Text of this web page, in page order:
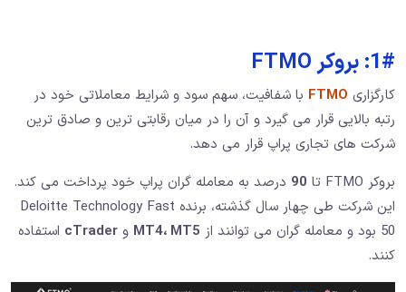
1#: بروکر FTMO
کارگزاری FTMO با شفافیت، سهم سود و شرایط معاملاتی خود در
رتبه بالایی قرار می گیرد و آن را در میان رقابتی ترین و صادق ترین
شرکت های تجاری پراپ قرار می دهد.
بروکر FTMO تا
90 درصد به معامله گران پراپ خود پرداخت می کند.
این شرکت طی چهار سال گذشته، برنده Deloitte Technology Fast
50 بود و معامله گران می توانند از
MT4، MT5 و cTrader استفاده
کنند.